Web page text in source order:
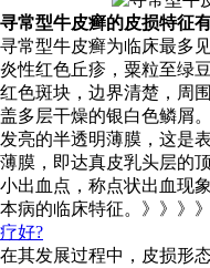
寻常型牛皮癣的皮损特征
寻常型牛皮癣为临床最多
炎性红色丘疹，粟粒至绿
红色斑块，边界清楚，周
盖多层干燥的银白色鳞屑
发亮的半透明薄膜，这是
薄膜，即达真皮乳头层的
小出血点，称点状出血现
本病的临床特征。》》》
疗好?
在其发展过程中，皮损形